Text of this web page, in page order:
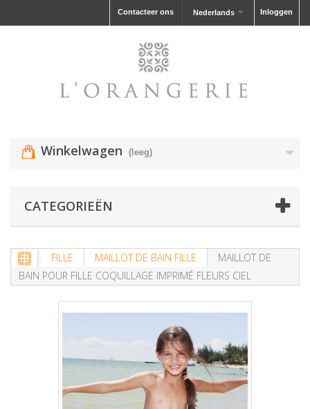
Inloggen
Nederlands
Contacteer ons
Winkelwagen (leeg)
CATEGORIEËN
FILLE MAILLOT DE BAIN FILLE
MAILLOT DE
BAIN POUR FILLE COQUILLAGE IMPRIMÉ FLEURS CIEL